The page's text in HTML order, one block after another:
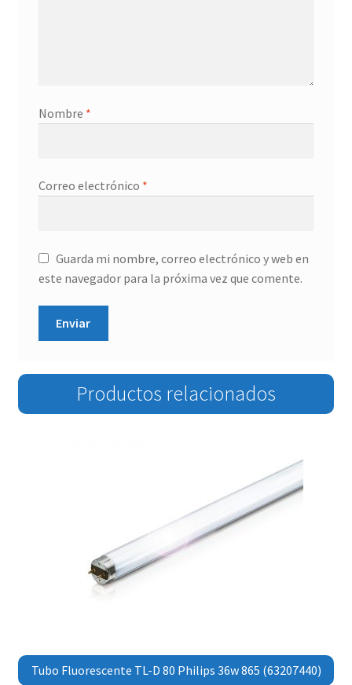
Nombre *
Correo electrónico *
Guarda mi nombre, correo electrónico y web en
este navegador para la próxima vez que comente.
Productos relacionados
Tubo Fluorescente TL-D 80 Philips 36w 865 (63207440)